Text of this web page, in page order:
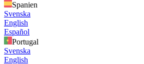
Spanien
Svenska
English
Español
Portugal
Svenska
English